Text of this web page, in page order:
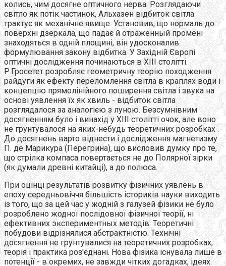
колись, чим досягне оптичного нерва. Розглядаючи
світло як потік частинок, Альхазен відбиток світла
трактує як механічне явище. Установив, що нормаль до
поверхні дзеркала, що падає й отраженный промені
знаходяться в одній площині, він удосконалив
формулювання закону відбитка. У Західній Європі
оптичні дослідження починаються в XIII столітті.
Р.Гросетет розробляє геометричну теорію походження
райдуги як ефекту переломлення світла в краплях води і
концепцію прямолінійного поширення світла і звука на
основі уявлення їх як хвиль - відбиток світла
розглядалося за аналогією з луною. Безсумнівним
досягненням було і винахід у XIII столітті очок, але воно
не грунтувалося на яких-небудь теоретичних розробках .
До досягнень варто віднести і дослідження магнетизму
П. де Марикура (Перегрина), що висловив думку про те,
що стрілка компаса повертається не до Полярної зірки
(як думали древні китайці), а до полюса.
При оцінці результатів розвитку фізичних уявлень в
епоху середньовіччя більшість істориків науки виходить
із того, що за цей час у жодній з галузей фізики не було
розроблено жодної послідовної фізичної теорії, ні
ефективних экспериментных методів. Теоретичні
побудови відрізнялися абстрактністю. Технічні
досягнення не грунтувалися на теоретичних розробках,
теорія і практика роз'єднані. Нова фізика існувала лише в
потенції - в окремих, не завжди чітких догадках, ідеях.